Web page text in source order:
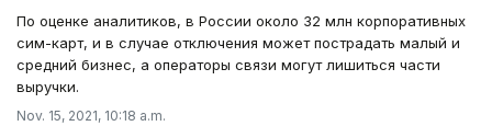
По оценке аналитиков, в России около 32 млн корпоративных
сим-карт, и в случае отключения может пострадать малый и
средний бизнес, а операторы связи могут лишиться части
выручки.
Nov. 15, 2021, 10:18 a.m.